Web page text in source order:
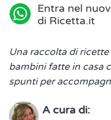
Entra nel
di Ricetta.it
Una raccolta di
bambini fatte in casa
spunti per
A cura di: